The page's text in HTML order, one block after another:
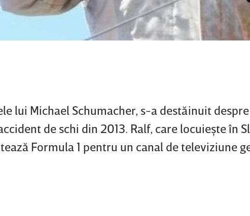
lui Michael Schumacher, s-a destăinuit
de schi din 2013. Ralf, care locuieşte în
Formula 1 pentru un canal de televiziune